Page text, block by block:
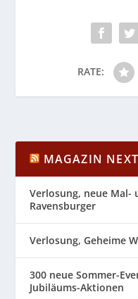
RATE:
MAGAZIN
Verlosung, neue Mal-
Ravensburger
Verlosung, Geheime
300 neue Sommer-
Jubiläums-Aktionen